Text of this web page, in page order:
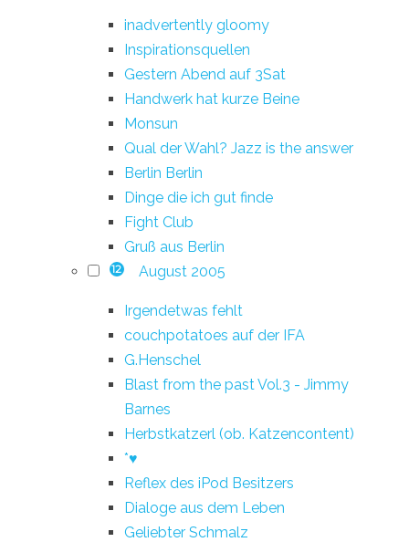
inadvertently gloomy
Inspirationsquellen
Gestern Abend auf 3Sat
Handwerk hat kurze Beine
Monsun
Qual der Wahl? Jazz is the answer
Berlin Berlin
Dinge die ich gut finde
Fight Club
Gruß aus Berlin
12 August 2005
Irgendetwas fehlt
couchpotatoes auf der IFA
G.Henschel
Blast from the past Vol.3 - Jimmy
Barnes
Herbstkatzerl (ob. Katzencontent)
*♥
Reflex des iPod Besitzers
Dialoge aus dem Leben
Geliebter Schmalz